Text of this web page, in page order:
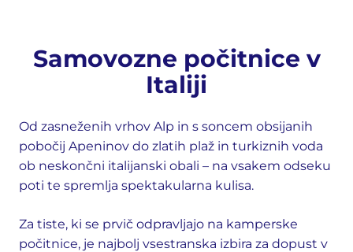
Samovozne počitnice v
Italiji
Od zasneženih vrhov Alp in s soncem obsijanih
pobočij Apeninov do zlatih plaž in turkiznih voda
ob neskončni italijanski obali – na vsakem odseku
poti te spremlja spektakularna kulisa.
Za tiste, ki se prvič odpravljajo na kamperske
počitnice, je najbolj vsestranska izbira za dopust v